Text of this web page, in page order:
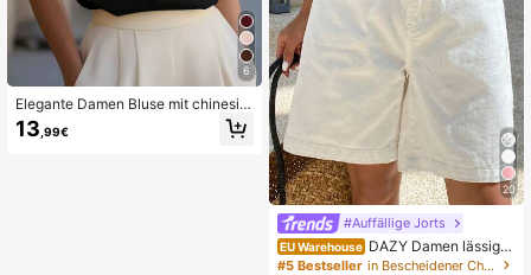
6
Elegante Damen Bluse mit chinesis
chem Kragen und kurzen Ärmeln in
Aprikose, lässig für Sommerurlaub,
13 ,99€
20
#Auffällige Jorts
EU Warehouse DAZY Damen lässige
weite Denim Caprihose für den Som
#5 Bestseller in Bescheidener Chic Frauen Denim